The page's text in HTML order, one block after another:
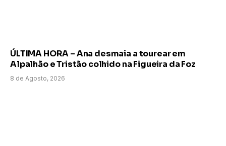
ÚLTIMA HORA – Ana desmaia a tourear em
Alpalhão e Tristão colhido na Figueira da Foz
8 de Agosto, 2026